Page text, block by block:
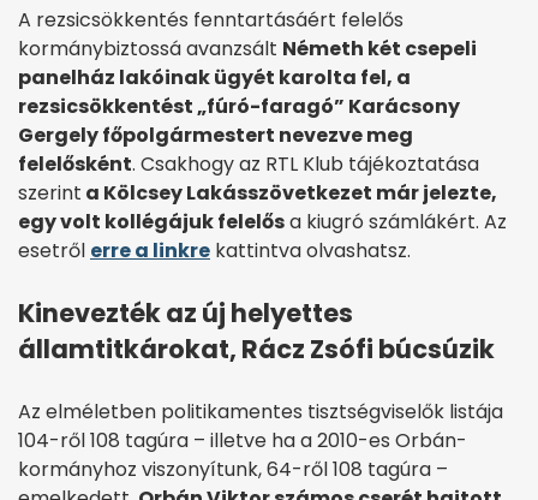
A rezsicsökkentés fenntartásáért felelős
kormánybiztossá avanzsált Németh két csepeli
panelház lakóinak ügyét karolta fel, a
rezsicsökkentést „fúró-faragó” Karácsony
Gergely főpolgármestert nevezve meg
felelősként. Csakhogy az RTL Klub tájékoztatása
szerint a Kölcsey Lakásszövetkezet már jelezte,
egy volt kollégájuk felelősa kiugró számlákért. Az
esetről erre a linkre kattintva olvashatsz.
Kinevezték az új helyettes
államtitkárokat, Rácz Zsófi búcsúzik
Az elméletben politikamentes tisztségviselők listája
104-ről 108 tagúra – illetve ha a 2010-es Orbán-
kormányhoz viszonyítunk, 64-ről 108 tagúra –